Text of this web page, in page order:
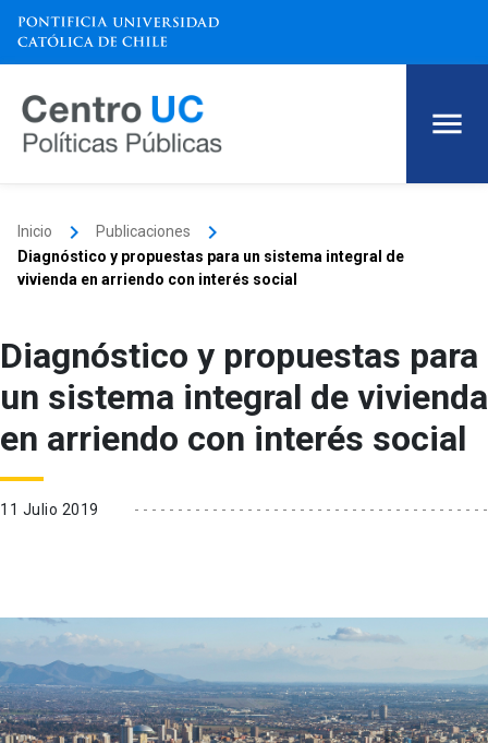
Inicio keyboard_arrow_right Publicaciones keyboard_arrow_right
Diagnóstico y propuestas para un sistema integral de
vivienda en arriendo con interés social
Diagnóstico y propuestas para
un sistema integral de vivienda
en arriendo con interés social
11 Julio 2019